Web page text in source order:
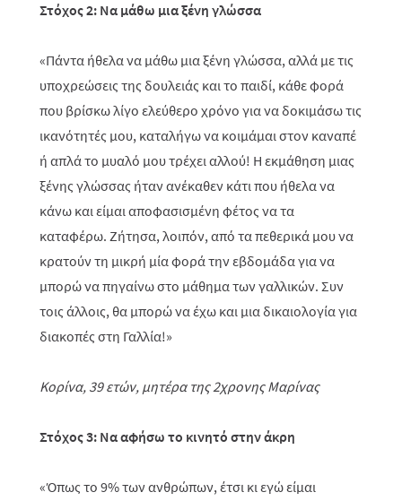
Στόχος 2: Να μάθω μια ξένη γλώσσα
«Πάντα ήθελα να μάθω μια ξένη γλώσσα, αλλά με τις
υποχρεώσεις της δουλειάς και το παιδί, κάθε φορά
που βρίσκω λίγο ελεύθερο χρόνο για να δοκιμάσω τις
ικανότητές μου, καταλήγω να κοιμάμαι στον καναπέ
ή απλά το μυαλό μου τρέχει αλλού! Η εκμάθηση μιας
ξένης γλώσσας ήταν ανέκαθεν κάτι που ήθελα να
κάνω και είμαι αποφασισμένη φέτος να τα
καταφέρω. Ζήτησα, λοιπόν, από τα πεθερικά μου να
κρατούν τη μικρή μία φορά την εβδομάδα για να
μπορώ να πηγαίνω στο μάθημα των γαλλικών. Συν
τοις άλλοις, θα μπορώ να έχω και μια δικαιολογία για
διακοπές στη Γαλλία!»
Κορίνα, 39 ετών, μητέρα της 2χρονης Μαρίνας
Στόχος 3: Να αφήσω το κινητό στην άκρη
«Όπως το 9% των ανθρώπων, έτσι κι εγώ είμαι